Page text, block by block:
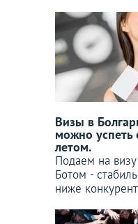
Визы в
можно успеть
летом.
Подаем на
Ботом -
ниже